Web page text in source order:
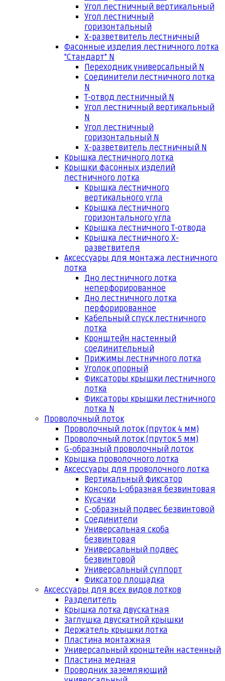
Угол лестничный вертикальный
Угол лестничный
горизонтальный
Х-разветвитель лестничный
Фасонные изделия лестничного лотка
"Стандарт" N
Переходник универсальный N
Соединители лестничного лотка
N
Т-отвод лестничный N
Угол лестничный вертикальный
N
Угол лестничный
горизонтальный N
Х-разветвитель лестничный N
Крышка лестничного лотка
Крышки фасонных изделий
лестничного лотка
Крышка лестничного
вертикального угла
Крышка лестничного
горизонтального угла
Крышка лестничного Т-отвода
Крышка лестничного Х-
разветвителя
Аксессуары для монтажа лестничного
лотка
Дно лестничного лотка
неперфорированное
Дно лестничного лотка
перфорированное
Кабельный спуск лестничного
лотка
Кронштейн настенный
соединительный
Прижимы лестничного лотка
Уголок опорный
Фиксаторы крышки лестничного
лотка
Фиксаторы крышки лестничного
лотка N
Проволочный лоток
Проволочный лоток (пруток 4 мм)
Проволочный лоток (пруток 5 мм)
G-образный проволочный лоток
Крышка проволочного лотка
Аксессуары для проволочного лотка
Вертикальный фиксатор
Консоль L-образная безвинтовая
Кусачки
С-образный подвес безвинтовой
Соединители
Универсальная скоба
безвинтовая
Универсальный подвес
безвинтовой
Универсальный суппорт
Фиксатор площадка
Аксессуары для всех видов лотков
Разделитель
Крышка лотка двускатная
Заглушка двускатной крышки
Держатель крышки лотка
Пластина монтажная
Универсальный кронштейн настенный
Пластина медная
Проводник заземляющий